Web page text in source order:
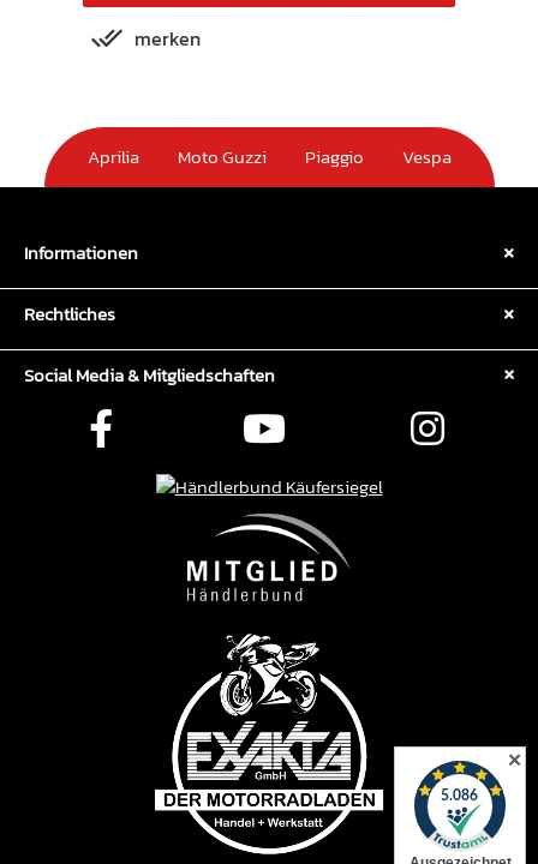
merken
Aprilia Moto Guzzi Piaggio Vespa
Informationen
Rechtliches
Social Media & Mitgliedschaften
✕